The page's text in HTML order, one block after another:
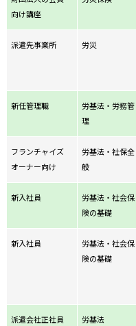
向け講座
派遣先事業所 労災
新任管理職
労基法・労務管
理
フランチャイズ
オーナー向け
労基法・社保全
般
新入社員
労基法・社会保
険の基礎
新入社員
労基法・社会保
険の基礎
派遣会社正社員 労基法